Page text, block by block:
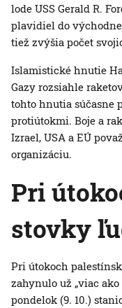
lode USS Gerald R.
plavidiel do
tiež zvýšia počet
Islamistické hnutie
Gazy rozsiahle
tohto hnutia súčasne
protiútokmi. Boje a
Izrael, USA a EÚ
organizáciu.
Pri
stovky
Pri útokoch
zahynulo už „viac
pondelok (9. 10.)